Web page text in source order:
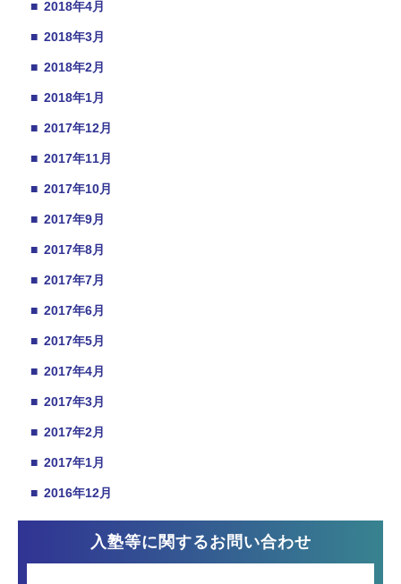
■ 2018年4月
■ 2018年3月
■ 2018年2月
■ 2018年1月
■ 2017年12月
■ 2017年11月
■ 2017年10月
■ 2017年9月
■ 2017年8月
■ 2017年7月
■ 2017年6月
■ 2017年5月
■ 2017年4月
■ 2017年3月
■ 2017年2月
■ 2017年1月
■ 2016年12月
入塾等に関するお問い合わせ